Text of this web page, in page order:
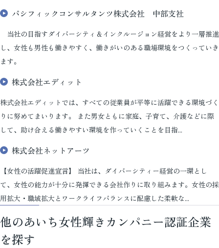
パシフィックコンサルタンツ株式会社 中部支社
当社の目指すダイバーシティ＆インクルージョン経営をより一層推進
し、女性も男性も働きやすく、働きがいのある職場環境をつくっていき
ます。
株式会社エディット
株式会社エディットでは、すべての従業員が平等に活躍できる環境づく
りに努めてまいります。 また男女ともに家庭、子育て、介護などに際
して、助け合える働きやすい環境を作っていくことを目指...
株式会社ネットアーツ
【女性の活躍促進宣言】 当社は、ダイバーシティー経営の一環とし
て、女性の能力が十分に発揮できる会社作りに取り組みます。女性の採
用拡大・職域拡大とワークライフバランスに配慮した柔軟な...
他のあいち女性輝きカンパニー認証企業
を探す